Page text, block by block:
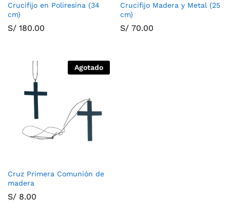
Crucifijo en Poliresina (34
cm)
S/ 180.00
Crucifijo Madera y Metal (25
cm)
S/ 70.00
Agotado
Cruz Primera Comunión de
madera
S/ 8.00